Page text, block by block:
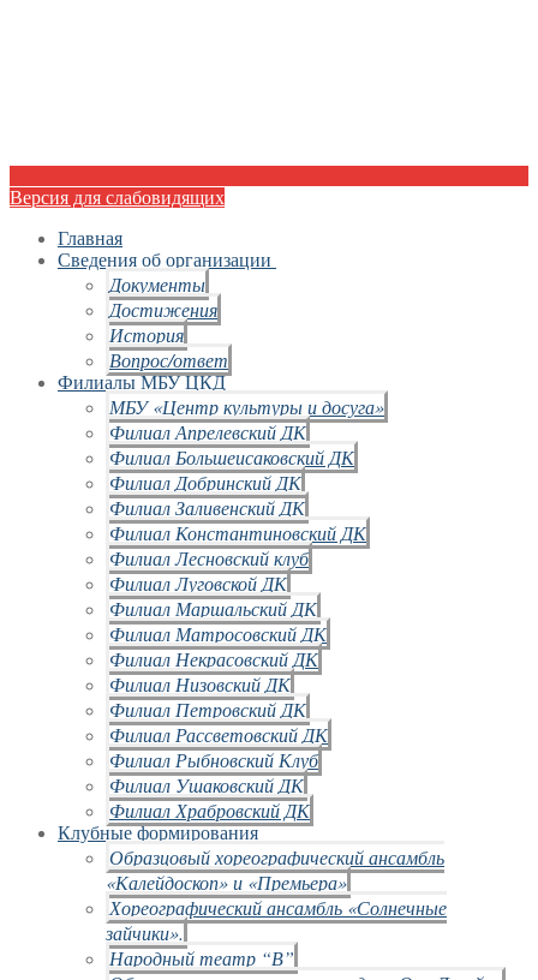
Версия для слабовидящих
Главная
Сведения об организации
Документы
Достижения
История
Вопрос/ответ
Филиалы МБУ ЦКД
МБУ «Центр культуры и досуга»
Филиал Апрелевский ДК
Филиал Большеисаковский ДК
Филиал Добринский ДК
Филиал Заливенский ДК
Филиал Константиновский ДК
Филиал Лесновский клуб
Филиал Луговской ДК
Филиал Маршальский ДК
Филиал Матросовский ДК
Филиал Некрасовский ДК
Филиал Низовский ДК
Филиал Петровский ДК
Филиал Рассветовский ДК
Филиал Рыбновский Клуб
Филиал Ушаковский ДК
Филиал Храбровский ДК
Клубные формирования
Образцовый хореографический ансамбль
«Калейдоскоп» и «Премьера»
Хореографический ансамбль «Солнечные
зайчики».
Народный театр “В”